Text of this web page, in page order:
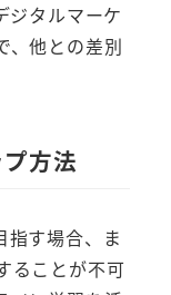
ジタルマーケ
、他との差別
方法
指す場合、ま
ることが不可